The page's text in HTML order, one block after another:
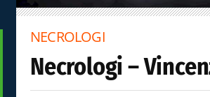
NECROLOGI
Necrologi –